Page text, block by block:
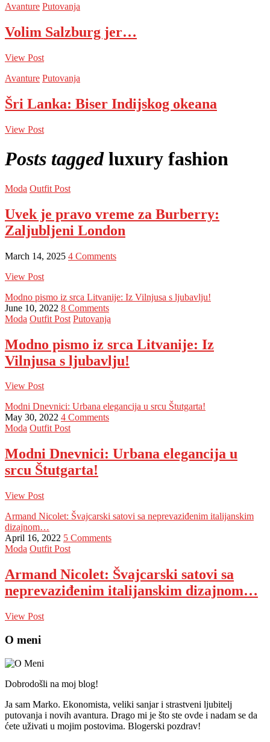
Avanture Putovanja
Volim Salzburg jer…
View Post
Avanture Putovanja
Šri Lanka: Biser Indijskog okeana
View Post
Posts tagged luxury fashion
Moda Outfit Post
Uvek je pravo vreme za Burberry:
Zaljubljeni London
March 14, 2025 4 Comments
View Post
Modno pismo iz srca Litvanije: Iz Vilnjusa s ljubavlju!
June 10, 2022 8 Comments
Moda Outfit Post Putovanja
Modno pismo iz srca Litvanije: Iz
Vilnjusa s ljubavlju!
View Post
Modni Dnevnici: Urbana elegancija u srcu Štutgarta!
May 30, 2022 4 Comments
Moda Outfit Post
Modni Dnevnici: Urbana elegancija u
srcu Štutgarta!
View Post
Armand Nicolet: Švajcarski satovi sa neprevaziđenim italijanskim
dizajnom…
April 16, 2022 5 Comments
Moda Outfit Post
Armand Nicolet: Švajcarski satovi sa
neprevaziđenim italijanskim dizajnom…
View Post
O meni
Dobrodošli na moj blog!
Ja sam Marko. Ekonomista, veliki sanjar i strastveni ljubitelj
putovanja i novih avantura. Drago mi je što ste ovde i nadam se da
ćete uživati u mojim postovima. Blogerski pozdrav!